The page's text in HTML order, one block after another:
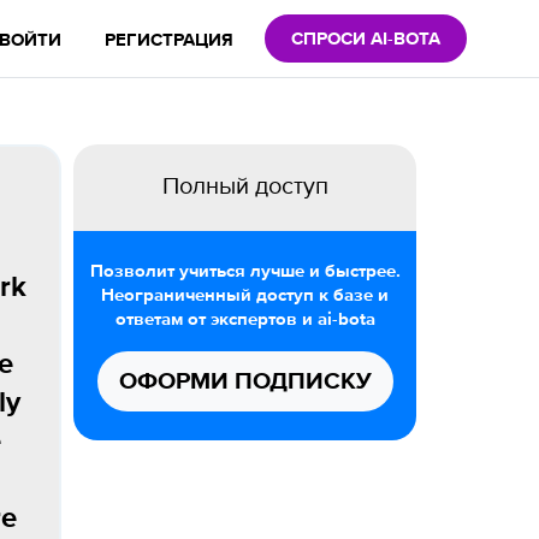
ВОЙТИ РЕГИСТРАЦИЯ СПРОСИ AI-BOTA
Полный доступ
Позволит учиться лучше и быстрее.
Неограниченный доступ к базе и
ответам от экспертов и ai-bota
ОФОРМИ ПОДПИСКУ